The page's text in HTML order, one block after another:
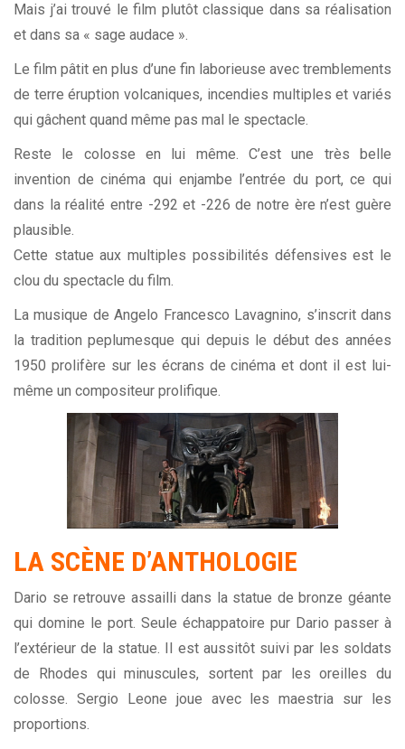
Mais j’ai trouvé le film plutôt classique dans sa réalisation
et dans sa « sage audace ».
Le film pâtit en plus d’une fin laborieuse avec tremblements
de terre éruption volcaniques, incendies multiples et variés
qui gâchent quand même pas mal le spectacle.
Reste le colosse en lui même. C’est une très belle
invention de cinéma qui enjambe l’entrée du port, ce qui
dans la réalité entre -292 et -226 de notre ère n’est guère
plausible.
Cette statue aux multiples possibilités défensives est le
clou du spectacle du film.
La musique de Angelo Francesco Lavagnino, s’inscrit dans
la tradition peplumesque qui depuis le début des années
1950 prolifère sur les écrans de cinéma et dont il est lui-
même un compositeur prolifique.
LA SCÈNE D’ANTHOLOGIE
Dario se retrouve assailli dans la statue de bronze géante
qui domine le port. Seule échappatoire pur Dario passer à
l’extérieur de la statue. Il est aussitôt suivi par les soldats
de Rhodes qui minuscules, sortent par les oreilles du
colosse. Sergio Leone joue avec les maestria sur les
proportions.